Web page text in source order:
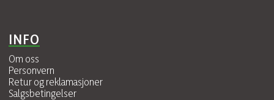
INFO
Om oss
Personvern
Retur og reklamasjoner
Salgsbetingelser